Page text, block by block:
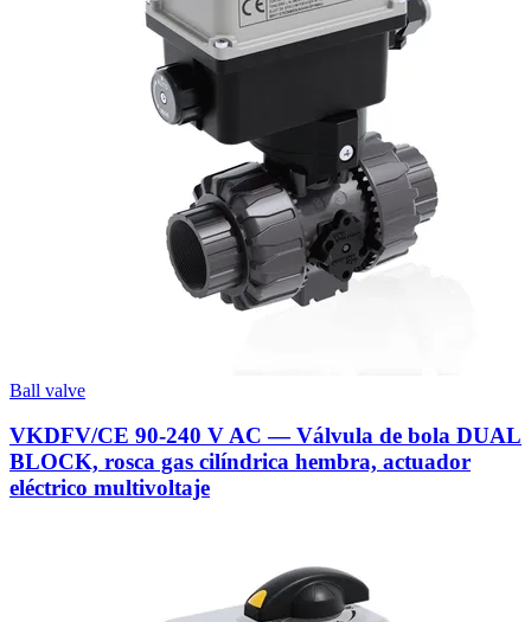
Ball valve
VKDFV/CE 90-240 V AC — Válvula de bola DUAL
BLOCK, rosca gas cilíndrica hembra, actuador
eléctrico multivoltaje